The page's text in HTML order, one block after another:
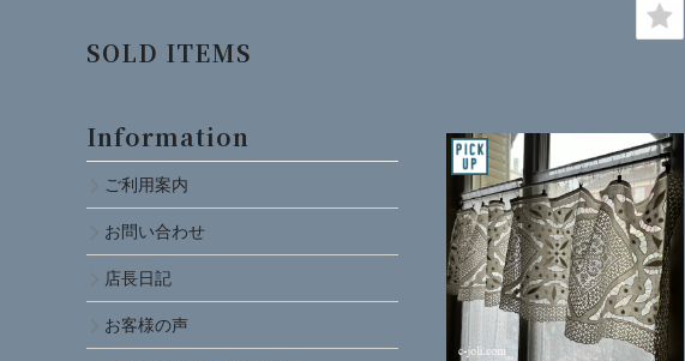
SOLD ITEMS
Information
ご利用案内
お問い合わせ
店長日記
お客様の声